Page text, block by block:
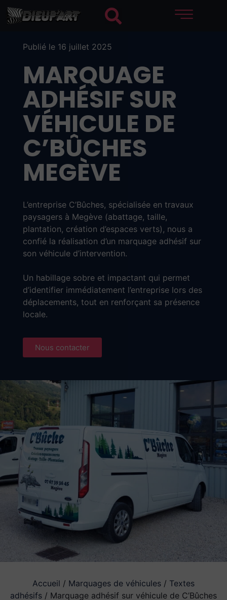
Publié le 16 juillet 2025
MARQUAGE
ADHÉSIF SUR
VÉHICULE DE
C’BÛCHES
MEGÈVE
L’entreprise C’Bûches, spécialisée en travaux
paysagers à Megève (abattage, taille,
plantation, création d’espaces verts), nous a
confié la réalisation d’un marquage adhésif sur
son véhicule d’intervention.
Un habillage sobre et impactant qui permet
d’identifier immédiatement l’entreprise lors des
déplacements, tout en renforçant sa présence
locale.
Nous contacter
Accueil / Marquages de véhicules / Textes
adhésifs / Marquage adhésif sur véhicule de C’Bûches